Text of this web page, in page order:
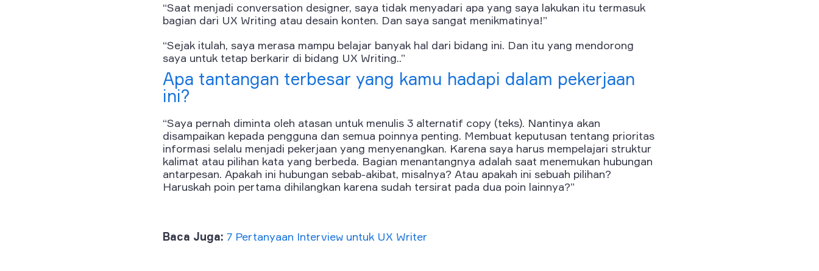
“Saat menjadi conversation designer, saya tidak menyadari apa yang saya lakukan itu termasuk
bagian dari UX Writing atau desain konten. Dan saya sangat menikmatinya!”
“Sejak itulah, saya merasa mampu belajar banyak hal dari bidang ini. Dan itu yang mendorong
saya untuk tetap berkarir di bidang UX Writing..”
Apa tantangan terbesar yang kamu hadapi dalam pekerjaan
ini?
“Saya pernah diminta oleh atasan untuk menulis 3 alternatif copy (teks). Nantinya akan
disampaikan kepada pengguna dan semua poinnya penting. Membuat keputusan tentang prioritas
informasi selalu menjadi pekerjaan yang menyenangkan. Karena saya harus mempelajari struktur
kalimat atau pilihan kata yang berbeda. Bagian menantangnya adalah saat menemukan hubungan
antarpesan. Apakah ini hubungan sebab-akibat, misalnya? Atau apakah ini sebuah pilihan?
Haruskah poin pertama dihilangkan karena sudah tersirat pada dua poin lainnya?”
Baca Juga: 7 Pertanyaan Interview untuk UX Writer